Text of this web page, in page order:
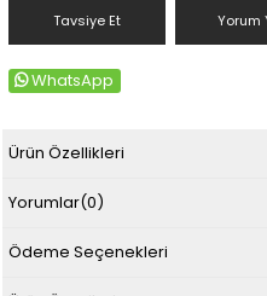
Tavsiye Et Yorum
WhatsApp
Ürün Özellikleri
Yorumlar(0)
Ödeme Seçenekleri